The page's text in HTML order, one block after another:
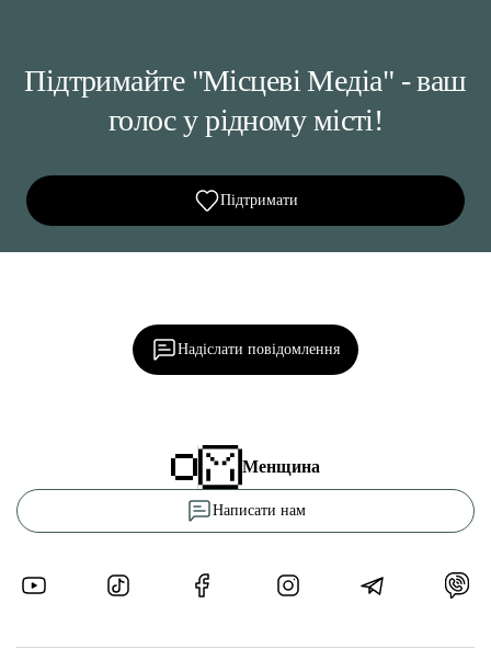
Підтримайте "Місцеві Медіа" - ваш
голос у рідному місті!
Підтримати
Надіслати повідомлення
Менщина
Написати нам